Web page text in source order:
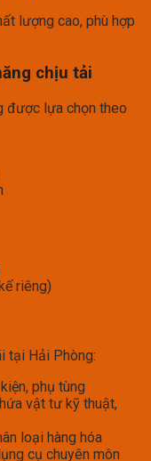
lượng cao, phù hợp
chịu tải
được lựa chọn theo
riêng)
tại Hải Phòng:
phụ tùng
vật tư kỹ thuật,
loại hàng hóa
cụ chuyên môn